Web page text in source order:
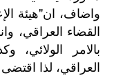
واضاف، ان"هيئة
القضاء
العراقي،
بالامر
الولائي،
العراقي، لذا اقتضى